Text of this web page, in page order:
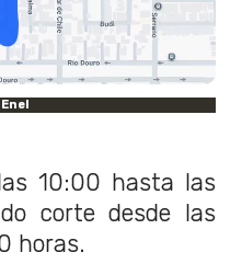
10:00 hasta las
corte desde las
horas.